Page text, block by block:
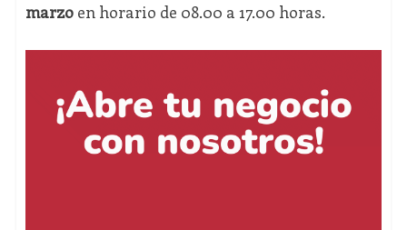
marzoen horario de 08.00 a 17.00 horas.